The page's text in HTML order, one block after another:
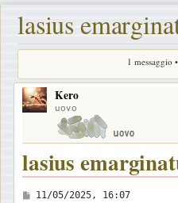
lasius
1 messaggio
Kero
uovo
lasius
M11/05/2025, 16:07